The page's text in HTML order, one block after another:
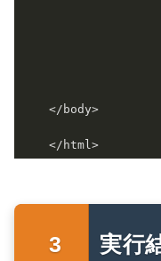
実行